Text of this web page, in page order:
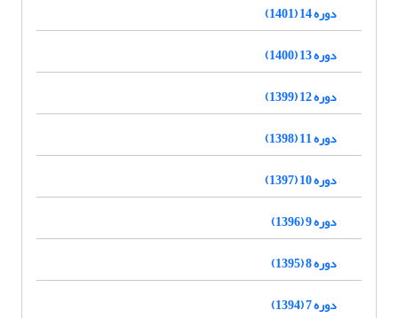
دوره 14 (1401)
دوره 13 (1400)
دوره 12 (1399)
دوره 11 (1398)
دوره 10 (1397)
دوره 9 (1396)
دوره 8 (1395)
دوره 7 (1394)